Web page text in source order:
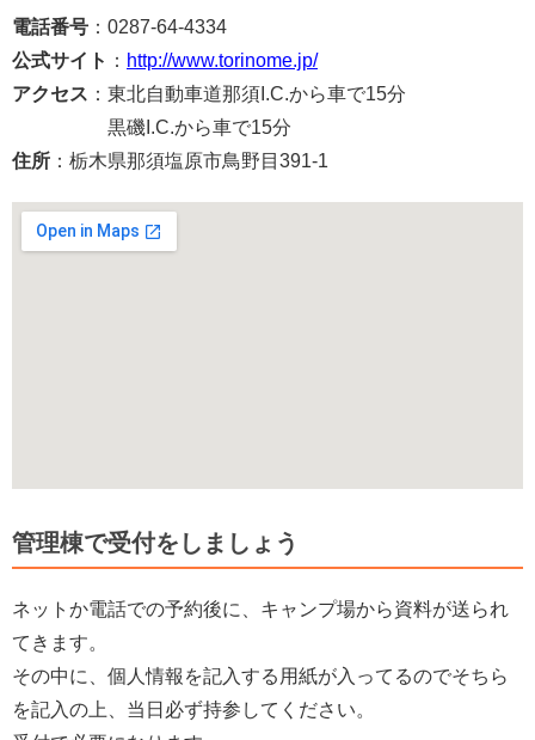
電話番号 ：0287-64-4334
公式サイト ： http://www.torinome.jp/
アクセス ：東北自動車道那須I.C.から車で15分
黒磯I.C.から車で15分
住所 ：栃木県那須塩原市鳥野目391-1
管理棟で受付をしましょう
ネットか電話での予約後に、キャンプ場から資料が送られ
てきます。
その中に、個人情報を記入する用紙が入ってるのでそちら
を記入の上、当日必ず持参してください。